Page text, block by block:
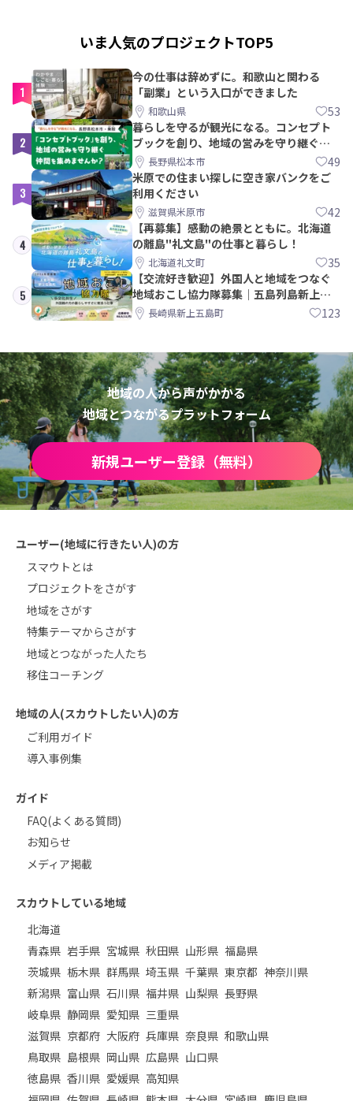
いま人気のプロジェクトTOP5
1
今の仕事は辞めずに。和歌山と関わる
「副業」という入口ができました
和歌山県 53
2
暮らしを守るが観光になる。コンセプト
ブックを創り、地域の営みを守り継ぐ仲
間を集めませんか？
長野県松本市 49
3
米原での住まい探しに空き家バンクをご
利用ください
滋賀県米原市 42
4
【再募集】感動の絶景とともに。北海道
の離島"礼文島"の仕事と暮らし！
北海道礼文町 35
5
【交流好き歓迎】外国人と地域をつなぐ
地域おこし協力隊募集｜五島列島新上五
島町長崎県新上五島町 123
地域の人から声がかかる
地域とつながるプラットフォーム
新規ユーザー登録（無料）
ユーザー(地域に行きたい人)の方
スマウトとは
プロジェクトをさがす
地域をさがす
特集テーマからさがす
地域とつながった人たち
移住コーチング
地域の人(スカウトしたい人)の方
ご利用ガイド
導入事例集
ガイド
FAQ(よくある質問)
お知らせ
メディア掲載
スカウトしている地域
北海道
青森県 岩手県 宮城県 秋田県 山形県 福島県
茨城県 栃木県 群馬県 埼玉県 千葉県 東京都 神奈川県
新潟県 富山県 石川県 福井県 山梨県 長野県
岐阜県 静岡県 愛知県 三重県
滋賀県 京都府 大阪府 兵庫県 奈良県 和歌山県
鳥取県 島根県 岡山県 広島県 山口県
徳島県 香川県 愛媛県 高知県